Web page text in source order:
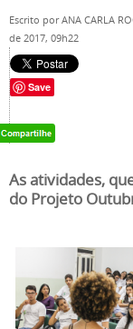
Escrito porANA CARLA
de 2017, 09h22
Save
As atividades,
do Projeto